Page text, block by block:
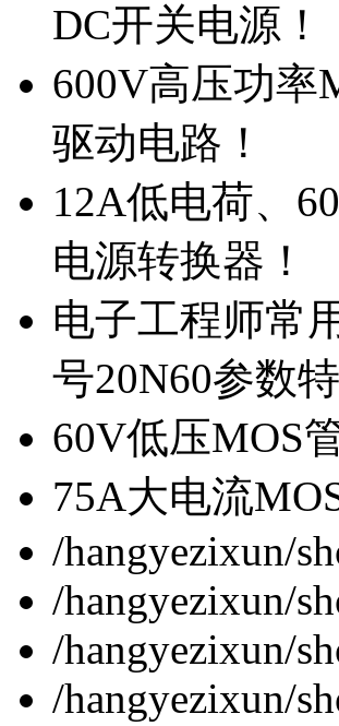
DC开关电源！
600V高压功率
驱动电路！
12A低电荷、
电源转换器！
电子工程师常
号20N60参数特
60V低压MOS
75A大电流
/hangyezixun/
/hangyezixun/
/hangyezixun/
/hangyezixun/